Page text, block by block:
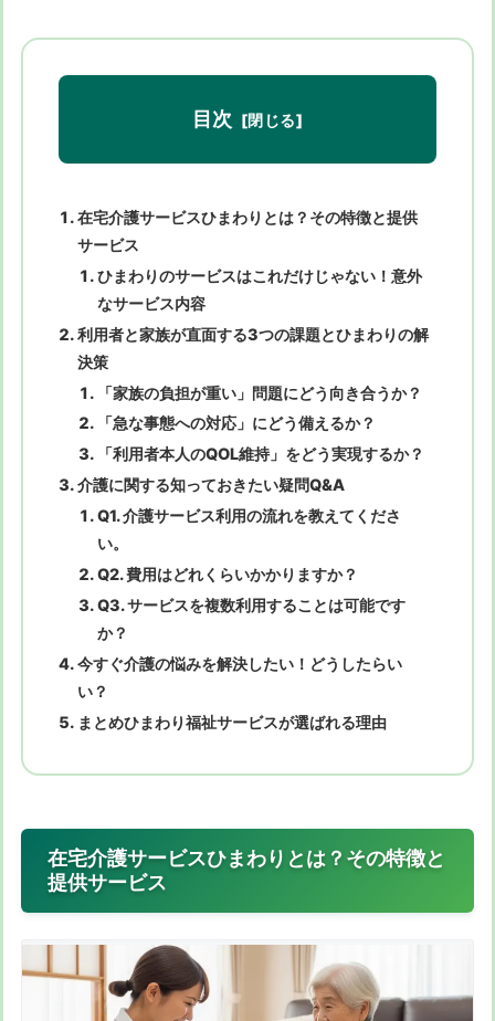
目次
在宅介護サービスひまわりとは？その特徴と提供
サービス
ひまわりのサービスはこれだけじゃない！意外
なサービス内容
利用者と家族が直面する3つの課題とひまわりの解
決策
「家族の負担が重い」問題にどう向き合うか？
「急な事態への対応」にどう備えるか？
「利用者本人のQOL維持」をどう実現するか？
介護に関する知っておきたい疑問Q&A
Q1. 介護サービス利用の流れを教えてくださ
い。
Q2. 費用はどれくらいかかりますか？
Q3. サービスを複数利用することは可能です
か？
今すぐ介護の悩みを解決したい！どうしたらい
い？
まとめひまわり福祉サービスが選ばれる理由
在宅介護サービスひまわりとは？その特徴と
提供サービス